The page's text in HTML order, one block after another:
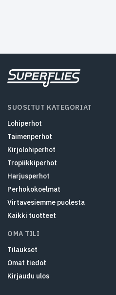
SUOSITUT KATEGORIAT
Lohiperhot
Taimenperhot
Kirjolohiperhot
Tropiikkiperhot
Harjusperhot
Perhokokoelmat
Virtavesiemme puolesta
Kaikki tuotteet
OMA TILI
Tilaukset
Omat tiedot
Kirjaudu ulos